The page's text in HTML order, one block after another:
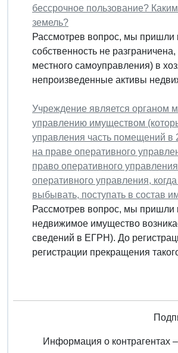
бессрочное пользование?
земель?
Рассмотрев вопрос, мы
собственность не
местного самоуправления) в
непроизведенные активы
Учреждение является органом
управлению имуществом
управления часть помещений в
на праве оперативного
право оперативного
оперативного управления,
выбывать, поступать в состав
Рассмотрев вопрос, мы пришли
недвижимое имущество
сведений в ЕГРН). До
регистрации прекращения
Информация о контрагентах –